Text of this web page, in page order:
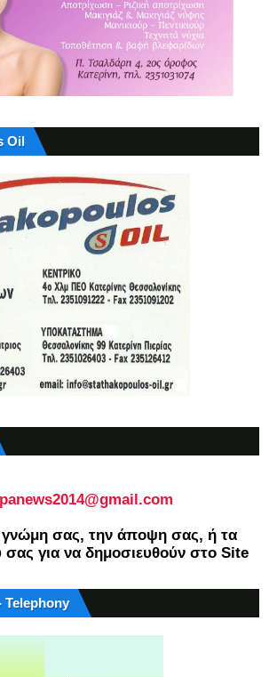
Oil
γνώμη σας, την άποψη σας, ή τα
σας για να δημοσιευθούν στο Site
Telephony